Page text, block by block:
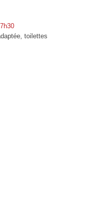
toilettes